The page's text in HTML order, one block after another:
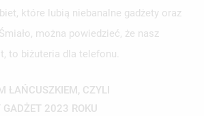
które lubią niebanalne gadżety oraz
można powiedzieć, że nasz
to biżuteria dla telefonu.
ŁAŃCUSZKIEM, CZYLI
2023 ROKU